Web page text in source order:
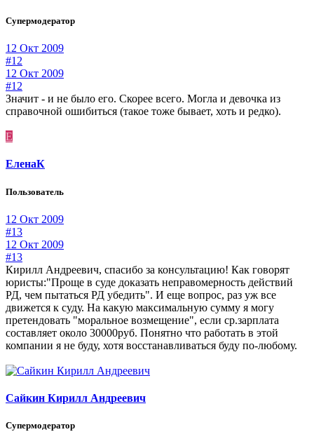
Супермодератор
12 Окт 2009
#12
12 Окт 2009
#12
Значит - и не было его. Скорее всего. Могла и девочка из
справочной ошибиться (такое тоже бывает, хоть и редко).
Е
ЕленаК
Пользователь
12 Окт 2009
#13
12 Окт 2009
#13
Кирилл Андреевич, спасибо за консультацию! Как говорят
юристы:"Проще в суде доказать неправомерность действий
РД, чем пытаться РД убедить". И еще вопрос, раз уж все
движется к суду. На какую максимальную сумму я могу
претендовать "моральное возмещение", если ср.зарплата
составляет около 30000руб. Понятно что работать в этой
компании я не буду, хотя восстанавливаться буду по-любому.
Сайкин Кирилл Андреевич
Супермодератор